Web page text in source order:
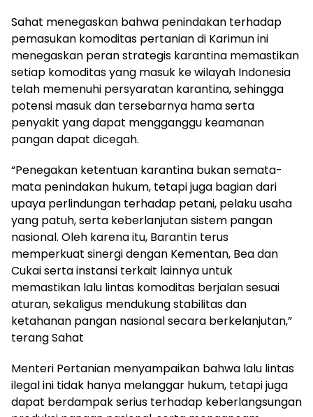
Sahat menegaskan bahwa penindakan terhadap
pemasukan komoditas pertanian di Karimun ini
menegaskan peran strategis karantina memastikan
setiap komoditas yang masuk ke wilayah Indonesia
telah memenuhi persyaratan karantina, sehingga
potensi masuk dan tersebarnya hama serta
penyakit yang dapat mengganggu keamanan
pangan dapat dicegah.
“Penegakan ketentuan karantina bukan semata-
mata penindakan hukum, tetapi juga bagian dari
upaya perlindungan terhadap petani, pelaku usaha
yang patuh, serta keberlanjutan sistem pangan
nasional. Oleh karena itu, Barantin terus
memperkuat sinergi dengan Kementan, Bea dan
Cukai serta instansi terkait lainnya untuk
memastikan lalu lintas komoditas berjalan sesuai
aturan, sekaligus mendukung stabilitas dan
ketahanan pangan nasional secara berkelanjutan,”
terang Sahat
Menteri Pertanian menyampaikan bahwa lalu lintas
ilegal ini tidak hanya melanggar hukum, tetapi juga
dapat berdampak serius terhadap keberlangsungan